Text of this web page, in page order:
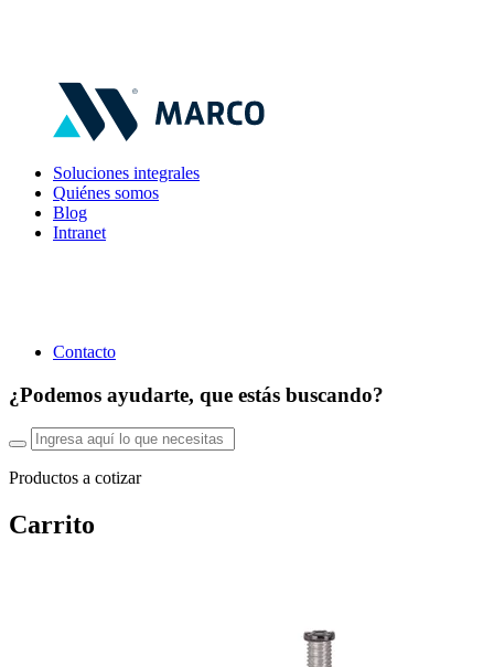
Soluciones integrales
Quiénes somos
Blog
Intranet
Contacto
¿Podemos ayudarte, que estás buscando?
Productos a cotizar
Carrito